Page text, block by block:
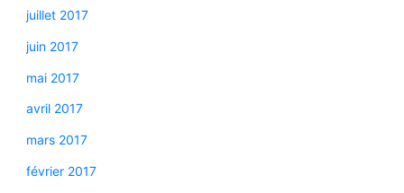
juillet 2017
juin 2017
mai 2017
avril 2017
mars 2017
février 2017